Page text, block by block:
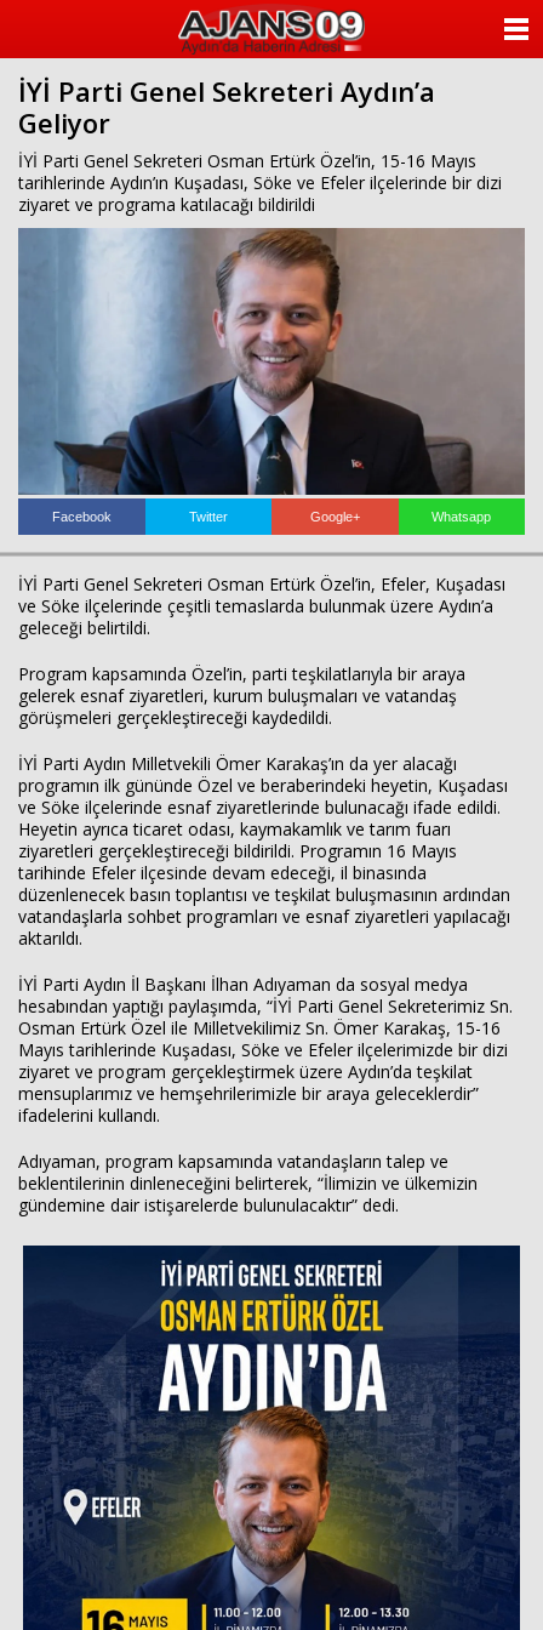
İYİ Parti Genel Sekreteri Aydın’a
Geliyor
İYİ Parti Genel Sekreteri Osman Ertürk Özel’in, 15-16 Mayıs
tarihlerinde Aydın’ın Kuşadası, Söke ve Efeler ilçelerinde bir dizi
ziyaret ve programa katılacağı bildirildi
Facebook Twitter Google+ Whatsapp
İYİ Parti Genel Sekreteri Osman Ertürk Özel’in, Efeler, Kuşadası
ve Söke ilçelerinde çeşitli temaslarda bulunmak üzere Aydın’a
geleceği belirtildi.
Program kapsamında Özel’in, parti teşkilatlarıyla bir araya
gelerek esnaf ziyaretleri, kurum buluşmaları ve vatandaş
görüşmeleri gerçekleştireceği kaydedildi.
İYİ Parti Aydın Milletvekili Ömer Karakaş’ın da yer alacağı
programın ilk gününde Özel ve beraberindeki heyetin, Kuşadası
ve Söke ilçelerinde esnaf ziyaretlerinde bulunacağı ifade edildi.
Heyetin ayrıca ticaret odası, kaymakamlık ve tarım fuarı
ziyaretleri gerçekleştireceği bildirildi. Programın 16 Mayıs
tarihinde Efeler ilçesinde devam edeceği, il binasında
düzenlenecek basın toplantısı ve teşkilat buluşmasının ardından
vatandaşlarla sohbet programları ve esnaf ziyaretleri yapılacağı
aktarıldı.
İYİ Parti Aydın İl Başkanı İlhan Adıyaman da sosyal medya
hesabından yaptığı paylaşımda, “İYİ Parti Genel Sekreterimiz Sn.
Osman Ertürk Özel ile Milletvekilimiz Sn. Ömer Karakaş, 15-16
Mayıs tarihlerinde Kuşadası, Söke ve Efeler ilçelerimizde bir dizi
ziyaret ve program gerçekleştirmek üzere Aydın’da teşkilat
mensuplarımız ve hemşehrilerimizle bir araya geleceklerdir”
ifadelerini kullandı.
Adıyaman, program kapsamında vatandaşların talep ve
beklentilerinin dinleneceğini belirterek, “İlimizin ve ülkemizin
gündemine dair istişarelerde bulunulacaktır” dedi.
KATEGORİLER
Haberin Doğru Adresi.